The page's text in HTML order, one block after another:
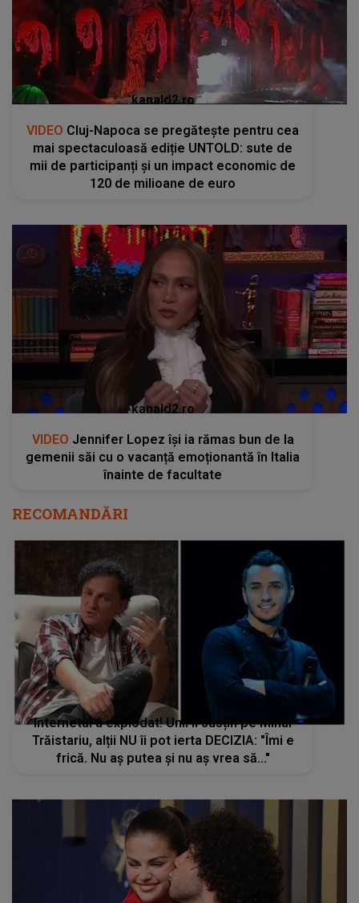
kanald2.ro
VIDEO Cluj-Napoca se pregătește pentru cea
mai spectaculoasă ediție UNTOLD: sute de
mii de participanți și un impact economic de
120 de milioane de euro
kanald2.ro
VIDEO Jennifer Lopez își ia rămas bun de la
gemenii săi cu o vacanță emoționantă în Italia
înainte de facultate
RECOMANDĂRI
Internetul a explodat! Unii îl susțin pe Mihai
Trăistariu, alții NU îi pot ierta DECIZIA: "Îmi e
frică. Nu aș putea și nu aș vrea să..."